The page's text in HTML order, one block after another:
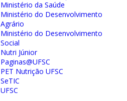
Ministério da Saúde
Ministério do Desenvolvimento
Agrário
Ministério do Desenvolvimento
Social
Nutri Júnior
Paginas@UFSC
PET Nutrição UFSC
SeTIC
UFSC